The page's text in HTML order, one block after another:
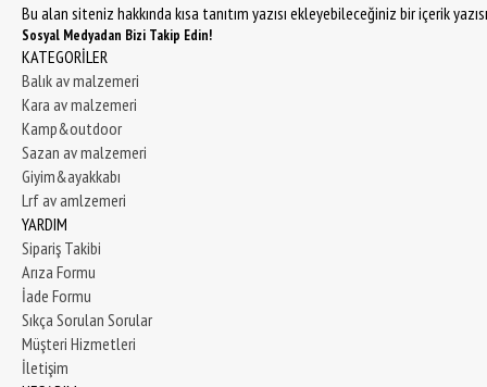
Bu alan siteniz hakkında kısa tanıtım yazısı ekleyebileceğiniz bir içerik
Sosyal Medyadan Bizi Takip Edin!
KATEGORİLER
Balık av malzemeri
Kara av malzemeri
Kamp&outdoor
Sazan av malzemeri
Giyim&ayakkabı
Lrf av amlzemeri
YARDIM
Sipariş Takibi
Arıza Formu
İade Formu
Sıkça Sorulan Sorular
Müşteri Hizmetleri
İletişim